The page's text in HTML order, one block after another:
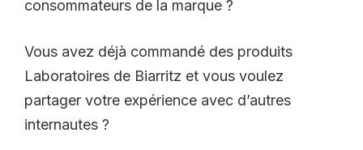
consommateurs de la marque ?
Vous avez déjà commandé des produits
Laboratoires de Biarritz et vous voulez
partager votre expérience avec d’autres
internautes ?